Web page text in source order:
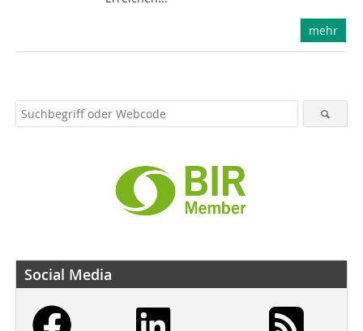
mehr
Social Media